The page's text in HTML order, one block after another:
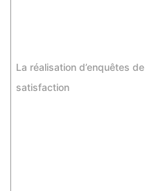
La réalisation d’enquêtes de
satisfaction